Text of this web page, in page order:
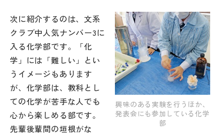
お問い合わせ
個人情報保護方針
サイトマップ
運営会社
興味のある実験を行うほか、
発表会にも参加している化学
部
次に紹介するのは、文系
クラブ中人気ナンバー3に
入る化学部です。「化
学」には「難しい」とい
うイメージもあります
が、化学部は、教科とし
ての化学が苦手な人でも
心から楽しめる部です。
先輩後輩間の垣根がな